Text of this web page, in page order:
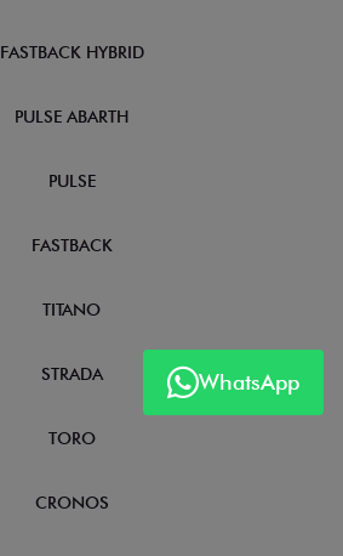
WhatsApp
FASTBACK HYBRID
PULSE ABARTH
PULSE
FASTBACK
TITANO
STRADA
TORO
CRONOS